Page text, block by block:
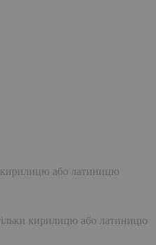
кирилицю або латиницю
кирилицю або латиницю